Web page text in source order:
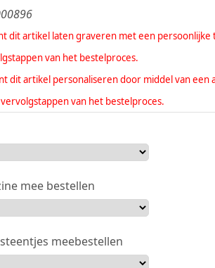
dit artikel laten graveren met een
van het bestelproces.
dit artikel personaliseren door middel van
van het bestelproces.
mee bestellen
meebestellen